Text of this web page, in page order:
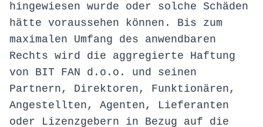
hingewiesen wurde oder solche Schäden
hätte voraussehen können. Bis zum
maximalen Umfang des anwendbaren
Rechts wird die aggregierte Haftung
von BIT FAN d.o.o. und seinen
Partnern, Direktoren, Funktionären,
Angestellten, Agenten, Lieferanten
oder Lizenzgebern in Bezug auf die